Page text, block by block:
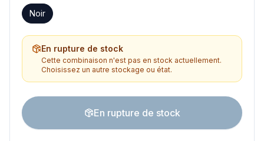
Noir
En rupture de stock
Cette combinaison n'est pas en stock actuellement.
Choisissez un autre stockage ou état.
En rupture de stock